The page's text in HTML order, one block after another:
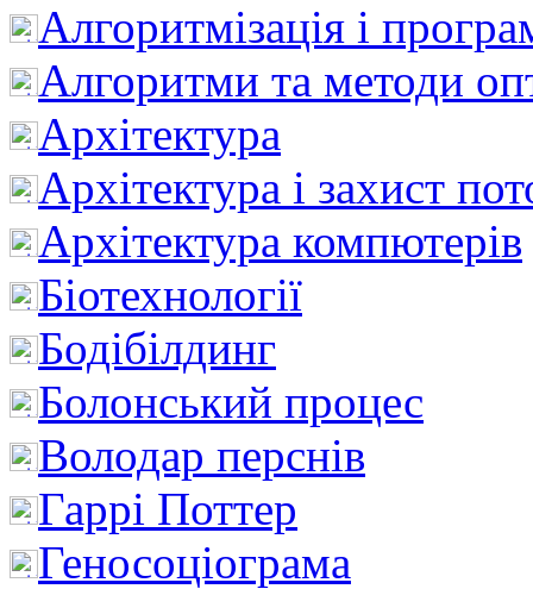
Алгоритмізація і
Алгоритми та методи
Архітектура
Архітектура і захист
Архітектура компютерів
Біотехнології
Бодібілдинг
Болонський процес
Володар перснів
Гаррі Поттер
Геносоціограма